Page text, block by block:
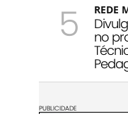
5 REDE
no
PUBLICIDADE